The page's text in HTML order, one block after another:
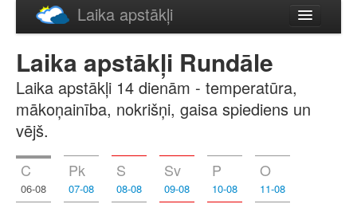
Laika apstākļi
English
Laika apstākļi Rundāle
Laika apstākļi 14 dienām - temperatūra,
mākoņainība, nokrišņi, gaisa spiediens un
vējš.
C
06-08
Pk
07-08
S
08-08
Sv
09-08
P
10-08
O
11-08